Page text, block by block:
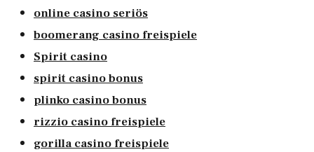
online casino seriös
boomerang casino freispiele
Spirit casino
spirit casino bonus
plinko casino bonus
rizzio casino freispiele
gorilla casino freispiele